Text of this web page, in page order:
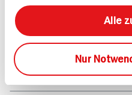
Alle
Nur
Marktfinder
Unser Magazin
Verantwortung &